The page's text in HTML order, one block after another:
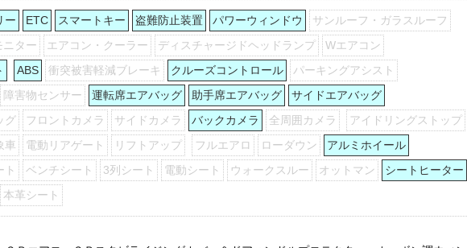
ー ETC スマートキー 盗難防止装置 パワーウィンドウ
サンルーフ・ガラスルーフ
ニター エアコン・クーラー ディスチャージドヘッドランプ
Wエアコン
ABS 衝突被害軽減ブレーキ クルーズコントロール
パーキングアシスト
障害物センサー 運転席エアバッグ 助手席エアバッグ
サイドエアバッグ
グ
フロントカメラ サイドカメラ バックカメラ 全周囲カメラ
アイドリングストップ
車
電動リアゲート リフトアップ フルエアロ ローダウン
アルミホイール
ト
ベンチシート 3列シート 電動シート ウォークスルー オットマン
シートヒーター
本革シート